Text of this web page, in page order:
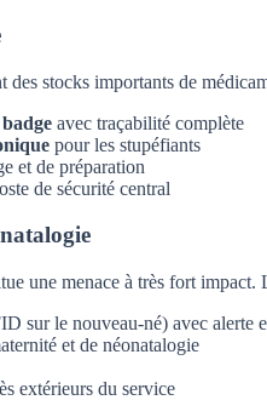
stocks importants de
avec traçabilité complète
pour les stupéfiants
et de préparation
de sécurité central
une menace à très fort impact.
sur le nouveau-né) avec alerte
et de néonatalogie
extérieurs du service